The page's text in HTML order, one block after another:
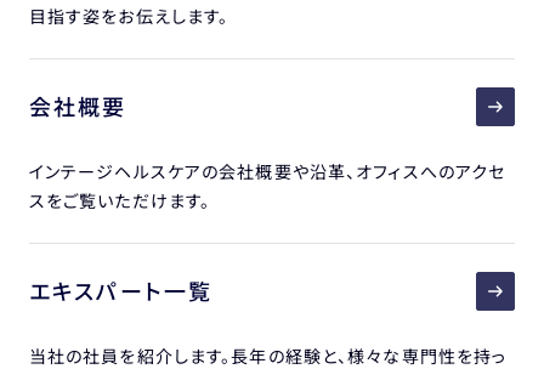
目指す姿をお伝えします。
会社概要
インテージヘルスケアの会社概要や沿革、オフィスへのアクセ
スをご覧いただけます。
エキスパート一覧
当社の社員を紹介します。長年の経験と、様々な専門性を持っ